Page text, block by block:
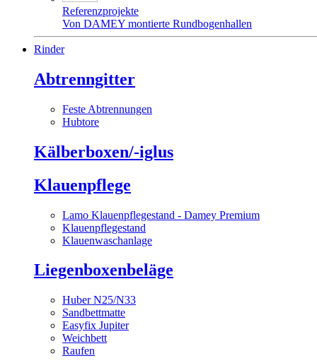
Referenzprojekte
Von DAMEY montierte Rundbogenhallen
Rinder
Abtrenngitter
Feste Abtrennungen
Hubtore
Kälberboxen/-iglus
Klauenpflege
Lamo Klauenpflegestand - Damey Premium
Klauenpflegestand
Klauenwaschanlage
Liegenboxenbeläge
Huber N25/N33
Sandbettmatte
Easyfix Jupiter
Weichbett
Raufen